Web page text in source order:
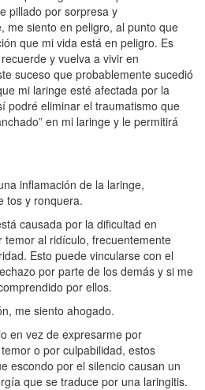
pillado por sorpresa y
me siento en peligro, al punto que
que mi vida está en peligro. Es
y vuelva a vivir en
suceso que probablemente sucedió
mi laringe esté afectada por la
podré eliminar el traumatismo que
en mi laringe y le permitirá
inflamación de la laringe,
tos y ronquera.
causada por la dificultad en
temor al ridículo, frecuentemente
Esto puede vincularse con el
por parte de los demás y si me
por ellos.
me siento ahogado.
en vez de expresarme por
o por culpabilidad, estos
escondo por el silencio causan un
que se traduce por una laringitis.